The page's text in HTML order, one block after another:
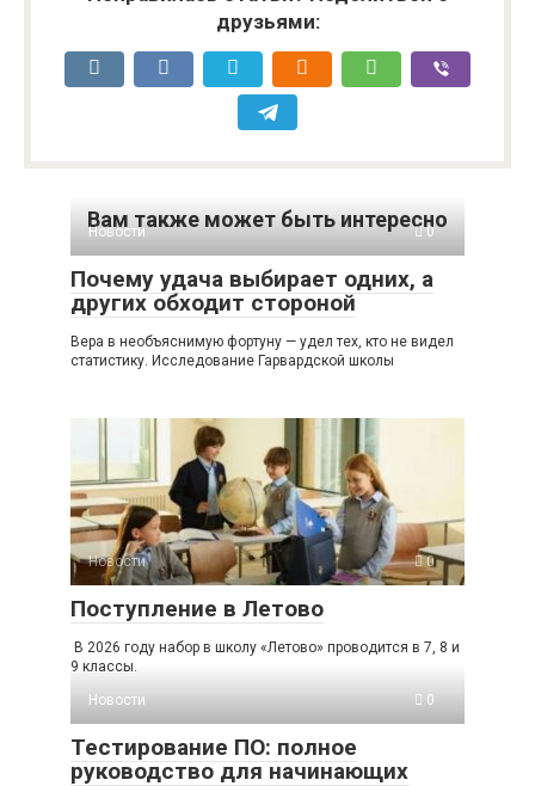
друзьями:
Вам также может быть интересно
Новости 0
Почему удача выбирает одних, а
других обходит стороной
Вера в необъяснимую фортуну — удел тех, кто не видел
статистику. Исследование Гарвардской школы
Новости 0
Поступление в Летово
В 2026 году набор в школу «Летово» проводится в 7, 8 и
9 классы.
Новости
0
Тестирование ПО: полное
руководство для начинающих